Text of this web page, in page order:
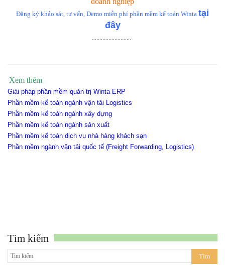
Đăng ký khảo sát, tư vấn, Demo miễn phí phần mềm kế toán Winta tại
đây
..........................
Xem thêm
Giải pháp phần mềm quản trị Winta ERP
Phần mềm kế toán ngành vận tải Logistics
Phần mềm kế toán ngành xây dựng
Phần mềm kế toán ngành sản xuất
Phần mềm kế toán dịch vụ nhà hàng khách sạn
Phần mềm ngành vận tải quốc tế (Freight Forwarding, Logistics)
Tìm kiếm